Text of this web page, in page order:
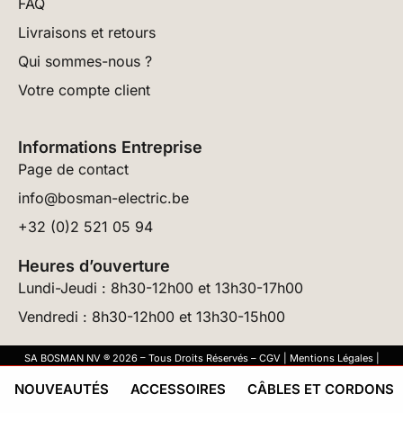
NOUVEAUTÉS ACCESSOIRES CÂBLES ET CORDONS
Livraisons et retours
Qui sommes-nous ?
Votre compte client
Informations Entreprise
Page de contact
info@bosman-electric.be
+32 (0)2 521 05 94
Heures d’ouverture
Lundi-Jeudi : 8h30-12h00 et 13h30-17h00
Vendredi : 8h30-12h00 et 13h30-15h00
SA BOSMAN NV ® 2026 – Tous Droits Réservés – CGV| Mentions Légales|
Politique de Confidentialité
– Site réalisé par